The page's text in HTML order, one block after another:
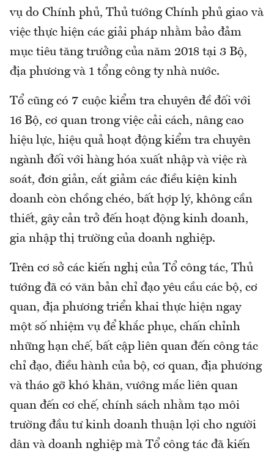
vụ do Chính phủ, Thủ tướng Chính phủ giao và
việc thực hiện các giải pháp nhằm bảo đảm
mục tiêu tăng trưởng của năm 2018 tại 3 Bộ,
địa phương và 1 tổng công ty nhà nước.
Tổ cũng có 7 cuộc kiểm tra chuyên đề đối với
16 Bộ, cơ quan trong việc cải cách, nâng cao
hiệu lực, hiệu quả hoạt động kiểm tra chuyên
ngành đối với hàng hóa xuất nhập và việc rà
soát, đơn giản, cắt giảm các điều kiện kinh
doanh còn chồng chéo, bất hợp lý, không cần
thiết, gây cản trở đến hoạt động kinh doanh,
gia nhập thị trường của doanh nghiệp.
Trên cơ sở các kiến nghị của Tổ công tác, Thủ
tướng đã có văn bản chỉ đạo yêu cầu các bộ, cơ
quan, địa phương triển khai thực hiện ngay
một số nhiệm vụ để khắc phục, chấn chỉnh
những hạn chế, bất cập liên quan đến công tác
chỉ đạo, điều hành của bộ, cơ quan, địa phương
và tháo gỡ khó khăn, vướng mắc liên quan
quan đến cơ chế, chính sách nhằm tạo môi
trường đầu tư kinh doanh thuận lợi cho người
dân và doanh nghiệp mà Tổ công tác đã kiến